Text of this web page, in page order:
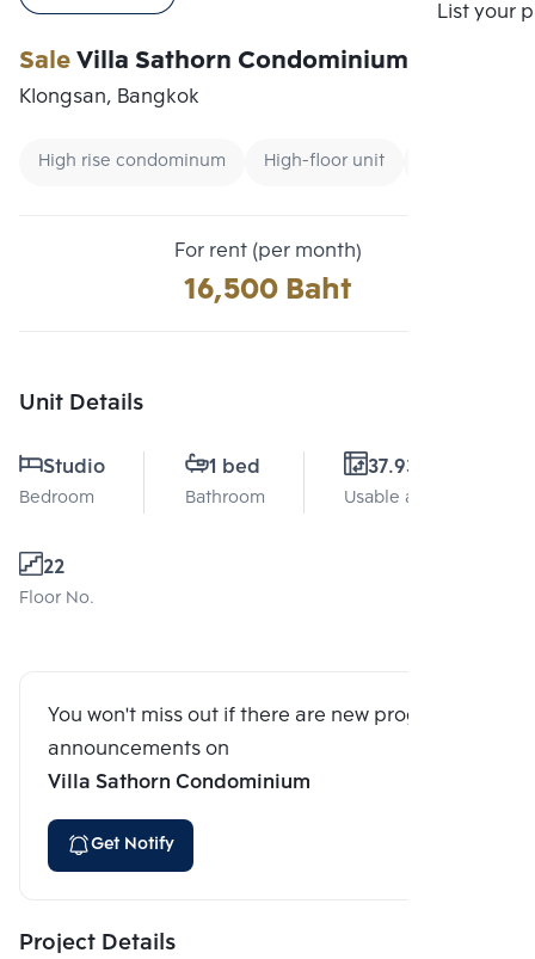
List your
SaleVilla Sathorn Condominium
Klongsan, Bangkok
High rise condominum High-floor unit
For rent (per month)
16,500 Baht
Unit Details
Studio
Bedroom
1 bed
Bathroom
37.93 Sq.m.
Usable area
22
Floor No.
You won't miss out if there are new program
announcements on
Villa Sathorn Condominium
Get Notify
Project Details